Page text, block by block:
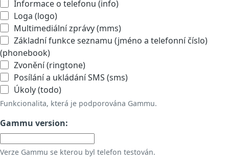
Informace o telefonu (info)
Loga (logo)
Multimediální zprávy (mms)
Základní funkce seznamu (jméno a telefonní číslo)
(phonebook)
Zvonění (ringtone)
Posílání a ukládání SMS (sms)
Úkoly (todo)
Funkcionalita, která je podporována Gammu.
Gammu version:
Verze Gammu se kterou byl telefon testován.